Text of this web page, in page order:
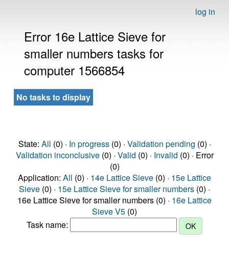
log in
Error 16e Lattice Sieve for
smaller numbers tasks for
computer 1566854
No tasks to display
State: All (0) · In progress(0) · Validation pending (0) ·
Validation inconclusive(0) · Valid (0) · Invalid (0) · Error
(0)
Application: All (0) · 14e Lattice Sieve (0) · 15e Lattice
Sieve (0) · 15e Lattice Sieve for smaller numbers (0) ·
16e Lattice Sieve for smaller numbers (0) · 16e Lattice
Sieve V5 (0)
Task name: